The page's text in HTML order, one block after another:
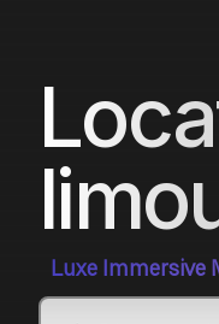
Luxe Immersive